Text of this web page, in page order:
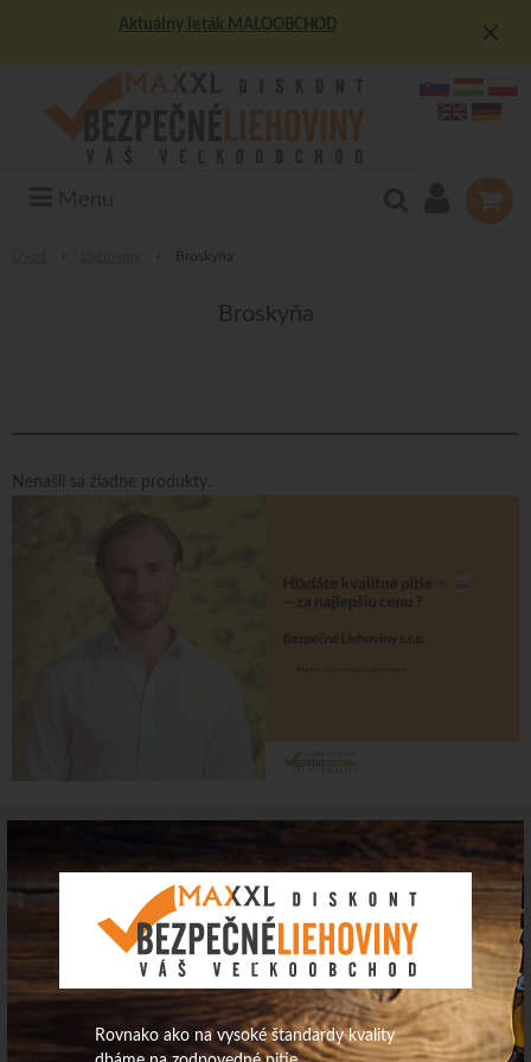
Aktuálny leták MALOOBCHOD ×
Broskyňa
Broskyňa
Nenašli sa žiadne produkty.
Najdôležitejšie novinky priamo na váš email
Získajte zaujímavé informácie vždy medzi prvými
Odoberať
Vaše osobné údaje (email) budeme spracovávať len za týmto účelom v súlade
s platnou legislatívou a zásadami ochrany osobných údajov. Súhlas potvrdíte
Rovnako ako na vysoké štandardy kvality